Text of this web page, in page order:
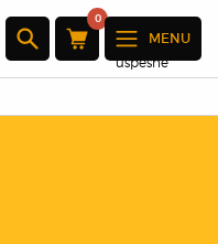
0
Produkt byl
úspěšně
přidán do
MENU